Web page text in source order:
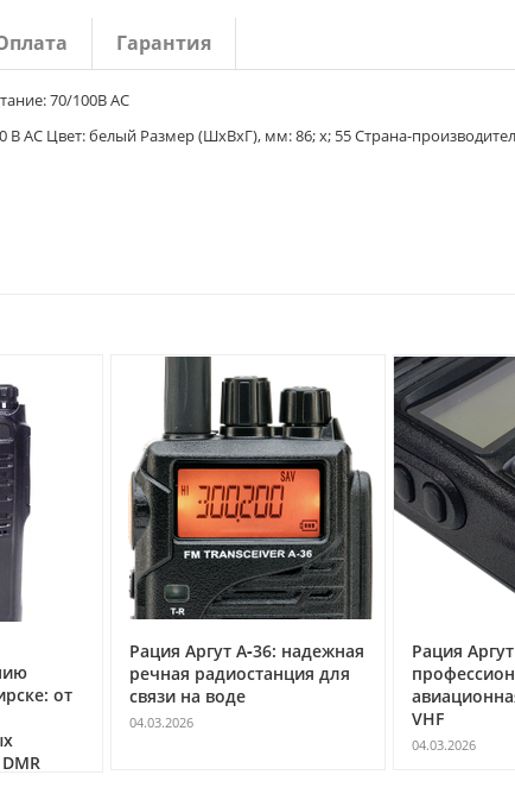
Гарантия
70/100В AC
AC Цвет: белый Размер (ШxВxГ), мм: 86; х; 55 Страна-
от
Рация Аргут А‑36: надежная
речная радиостанция для
связи на воде
04.03.2026
Рация
VHF
04.03.2026